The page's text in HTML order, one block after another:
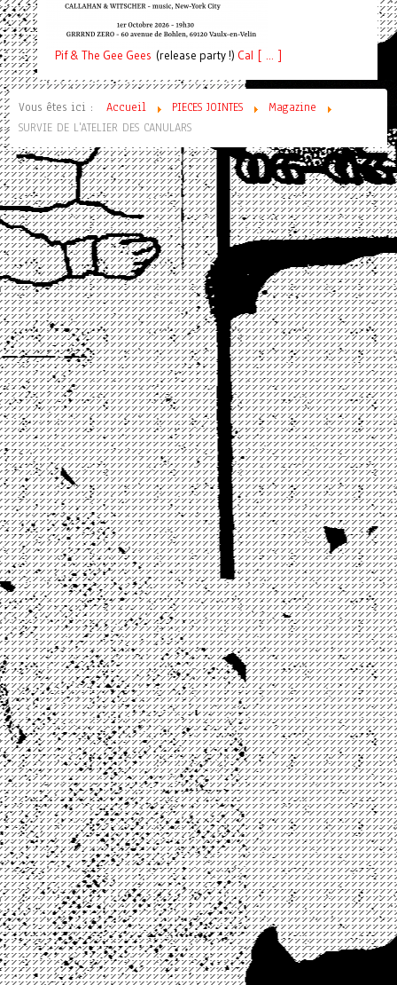
Pif& The Gee Gees (release party !) Cal [ ... ]
Vous êtes ici : Accueil PIECES JOINTES
Magazine
SURVIE DE L'ATELIER DES CANULARS